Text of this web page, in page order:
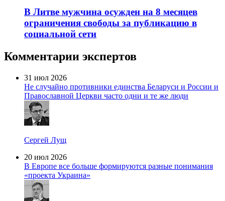
В Литве мужчина осужден на 8 месяцев
ограничения свободы за публикацию в
социальной сети
Комментарии экспертов
31 июл 2026
Не случайно противники единства Беларуси и России и
Православной Церкви часто одни и те же люди
Сергей Лущ
20 июл 2026
В Европе все больше формируются разные понимания
«проекта Украина»